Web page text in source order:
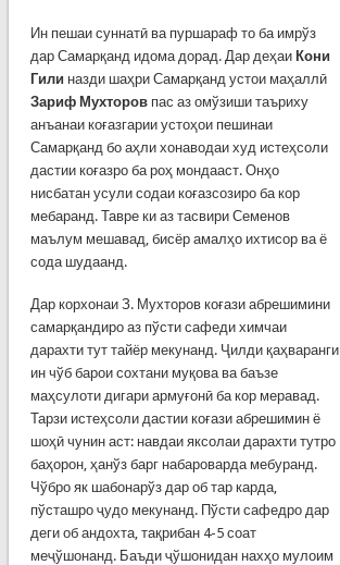
Ин пешаи суннатӣ ва пуршараф то ба имрўз
дар Самарқанд идома дорад. Дар деҳаи Кони
Гили назди шаҳри Самарқанд устои маҳаллӣ
Зариф Мухторовпас аз омўзиши таъриху
анъанаи коғазгарии устоҳои пешинаи
Самарқанд бо аҳли хонаводаи худ истеҳсоли
дастии коғазро ба роҳ мондааст. Онҳо
нисбатан усули содаи коғазсозиро ба кор
мебаранд. Тавре ки аз тасвири Семенов
маълум мешавад, бисёр амалҳо ихтисор ва ё
сода шудаанд.
Дар корхонаи З. Мухторов коғази абрешимини
самарқандиро аз пўсти сафеди химчаи
дарахти тут тайёр мекунанд. Ҷилди қаҳваранги
ин чўб барои сохтани муқова ва баъзе
маҳсулоти дигари армуғонӣ ба кор меравад.
Тарзи истеҳсоли дастии коғази абрешимин ё
шоҳӣ чунин аст: навдаи яксолаи дарахти тутро
баҳорон, ҳанўз барг набароварда мебуранд.
Чўбро як шабонарўз дар об тар карда,
пўсташро ҷудо мекунанд. Пўсти сафедро дар
деги об андохта, тақрибан 4-5 соат
меҷўшонанд. Баъди ҷўшонидан нахҳо мулоим